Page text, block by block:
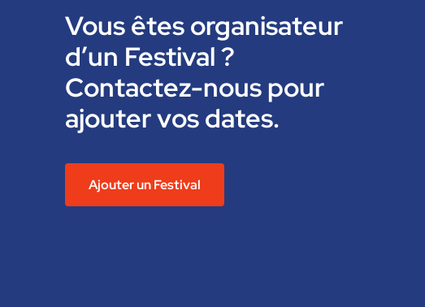
Vous êtes organisateur
d’un Festival ?
Contactez-nous pour
ajouter vos dates.
Ajouter un Festival